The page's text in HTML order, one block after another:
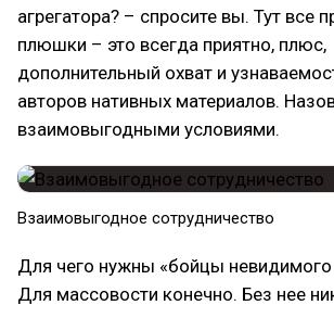
агрегатора? – спросите вы. Тут все
плюшки – это всегда приятно, плюс,
дополнительный охват и
авторов нативных материалов.
взаимовыгодными условиями.
Взаимовыгодное сотрудничество
Для чего нужны «бойцы невидимого
Для массовости конечно. Без нее